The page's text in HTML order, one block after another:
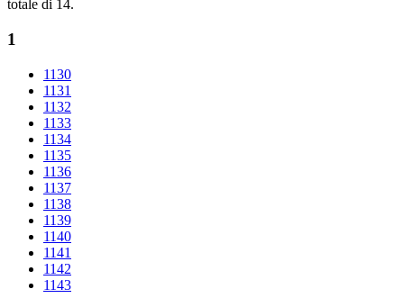
totale di 14.
1
1130
1131
1132
1133
1134
1135
1136
1137
1138
1139
1140
1141
1142
1143